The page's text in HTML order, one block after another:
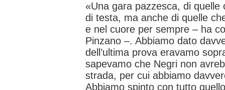
«Una gara pazzesca, di
di testa, ma anche di quelle
e nel cuore per sempre – ha
Pinzano –. Abbiamo dato
dell’ultima prova eravamo
sapevamo che Negri non
strada, per cui abbiamo
Abbiamo spinto con tutto